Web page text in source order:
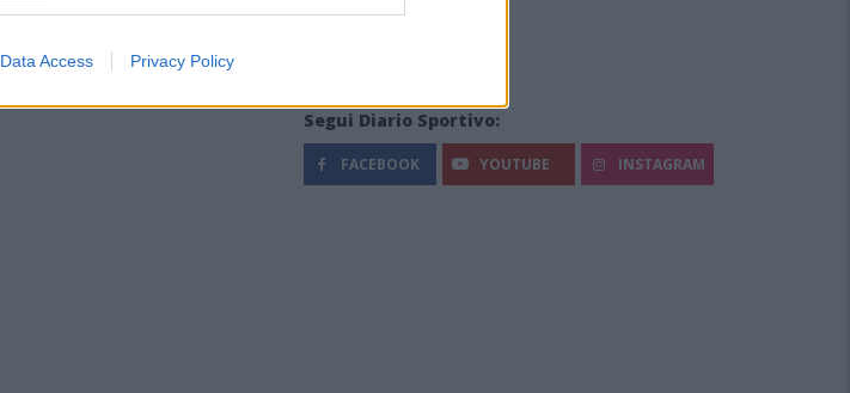
Data Access Privacy Policy
Segui Diario Sportivo:
FACEBOOK YOUTUBE INSTAGRAM